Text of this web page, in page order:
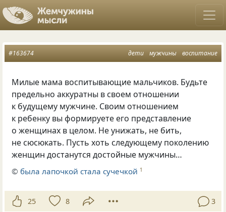
дети мужчины воспитание
#163674
Милые мама воспитывающие мальчиков. Будьте
предельно аккуратны в своем отношении
к будущему мужчине. Своим отношением
к ребенку вы формируете его представление
о женщинах в целом. Не унижать, не бить,
не сюсюкать. Пусть хоть следующему поколению
женщин достанутся достойные мужчины…
©была лапочкой стала сучечкой 1
25 8 3